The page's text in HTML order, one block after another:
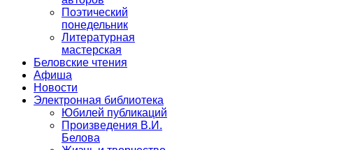
Поэтический
понедельник
Литературная
мастерская
Беловские чтения
Афиша
Новости
Электронная библиотека
Юбилей публикаций
Произведения В.И.
Белова